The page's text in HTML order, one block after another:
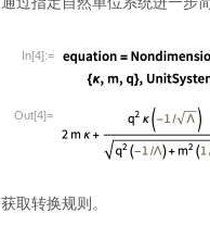
In[4]:=
Out[4]=
获取转换规则。